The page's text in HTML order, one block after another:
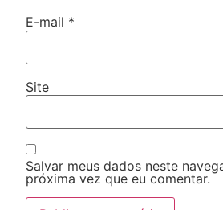
E-mail *
Site
Salvar meus dados neste
próxima vez que eu comentar.